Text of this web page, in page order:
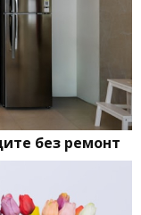
без ремонт